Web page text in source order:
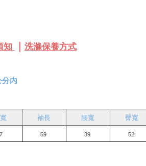
知 洗滌保養方式
分內
袖長 腰寬 臀寬
59 39 52
：